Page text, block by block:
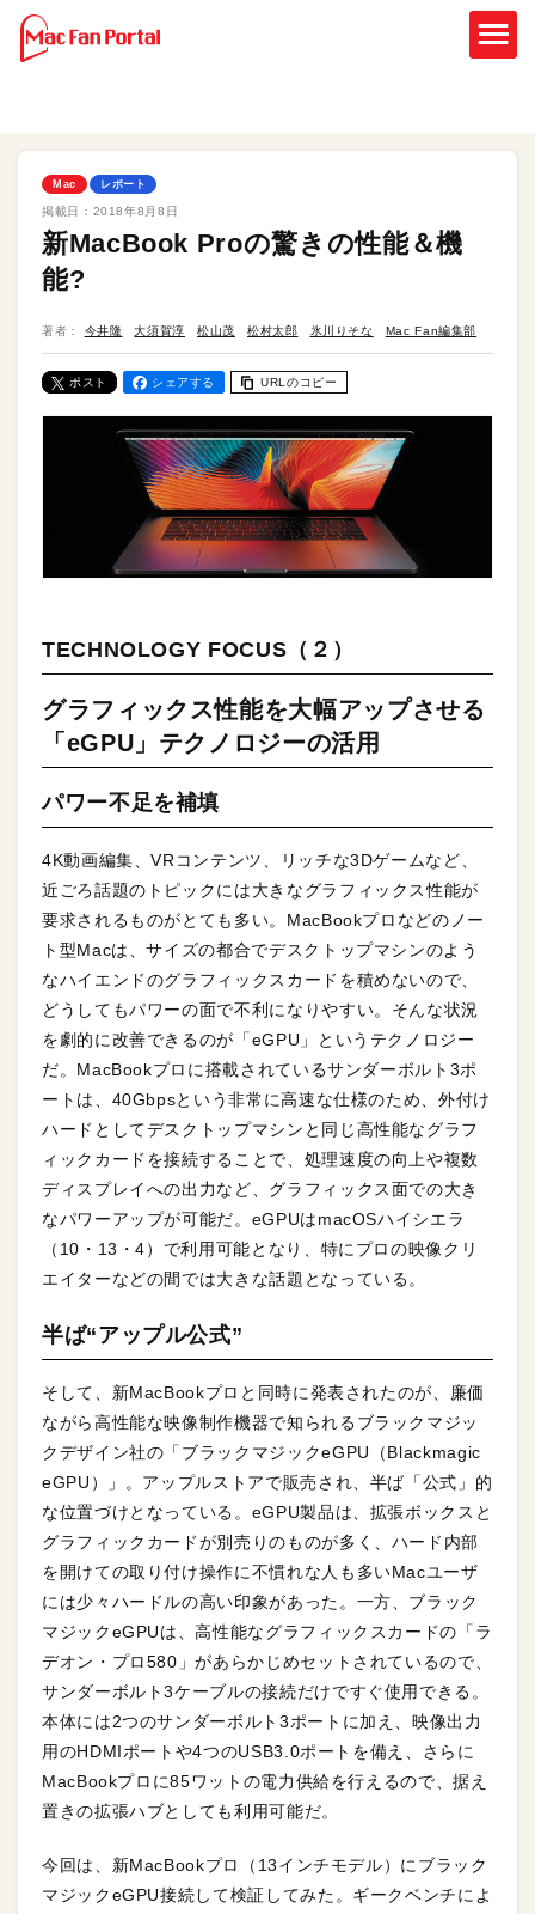
Mac レポート
掲載日： 2018年8月8日
新MacBook Proの驚きの性能＆機
能?
著者： 今井隆 大須賀淳 松山茂 松村太郎 氷川りそな Mac Fan編集部
ポスト シェアする URLのコピー
TECHNOLOGY FOCUS（２）
グラフィックス性能を大幅アップさせる
「eGPU」テクノロジーの活用
パワー不足を補填
4K動画編集、VRコンテンツ、リッチな3Dゲームなど、
近ごろ話題のトピックには大きなグラフィックス性能が
要求されるものがとても多い。MacBookプロなどのノー
ト型Macは、サイズの都合でデスクトップマシンのよう
なハイエンドのグラフィックスカードを積めないので、
どうしてもパワーの面で不利になりやすい。そんな状況
を劇的に改善できるのが「eGPU」というテクノロジー
だ。MacBookプロに搭載されているサンダーボルト3ポ
ートは、40Gbpsという非常に高速な仕様のため、外付け
ハードとしてデスクトップマシンと同じ高性能なグラフ
ィックカードを接続することで、処理速度の向上や複数
ディスプレイへの出力など、グラフィックス面での大き
なパワーアップが可能だ。eGPUはmacOSハイシエラ
（10・13・4）で利用可能となり、特にプロの映像クリ
エイターなどの間では大きな話題となっている。
半ば“アップル公式”
そして、新MacBookプロと同時に発表されたのが、廉価
ながら高性能な映像制作機器で知られるブラックマジッ
クデザイン社の「ブラックマジックeGPU（Blackmagic
eGPU）」。アップルストアで販売され、半ば「公式」的
な位置づけとなっている。eGPU製品は、拡張ボックスと
グラフィックカードが別売りのものが多く、ハード内部
を開けての取り付け操作に不慣れな人も多いMacユーザ
には少々ハードルの高い印象があった。一方、ブラック
マジックeGPUは、高性能なグラフィックスカードの「ラ
デオン・プロ580」があらかじめセットされているので、
サンダーボルト3ケーブルの接続だけですぐ使用できる。
本体には2つのサンダーボルト3ポートに加え、映像出力
用のHDMIポートや4つのUSB3.0ポートを備え、さらに
MacBookプロに85ワットの電力供給を行えるので、据え
置きの拡張ハブとしても利用可能だ。
今回は、新MacBookプロ（13インチモデル）にブラック
マジックeGPU接続して検証してみた。ギークベンチによ